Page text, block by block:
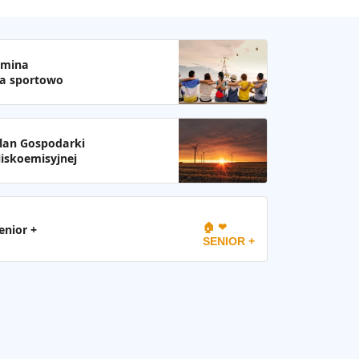
sportowo
Gospodarki
+ 🏠 ❤
SENIOR +